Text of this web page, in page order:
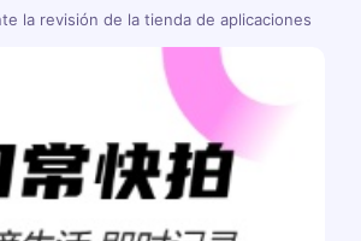
la revisión de la tienda de aplicaciones